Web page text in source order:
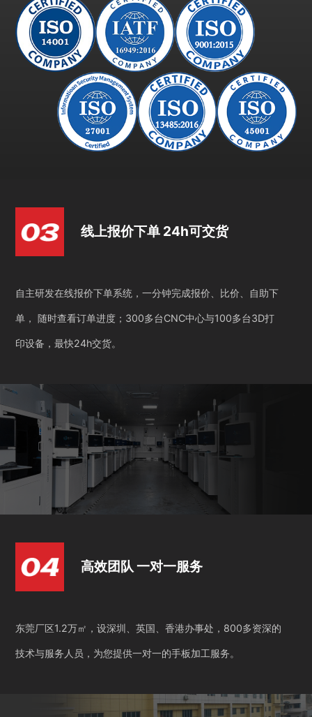
线上报价下单 24h可交货
自主研发在线报价下单系统，一分钟完成报价、比价、自助下
单， 随时查看订单进度；300多台CNC中心与100多台3D打
印设备，最快24h交货。
高效团队 一对一服务
东莞厂区1.2万㎡，设深圳、英国、香港办事处，800多资深的
技术与服务人员，为您提供一对一的手板加工服务。